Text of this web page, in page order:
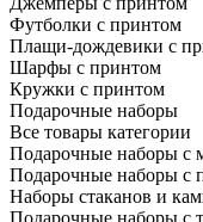
Футболки с принтом
Плащи-дождевики с
Шарфы с принтом
Кружки с принтом
Подарочные наборы
Все товары категории
Подарочные наборы с
Подарочные наборы с
Наборы стаканов и
Подарочные наборы с